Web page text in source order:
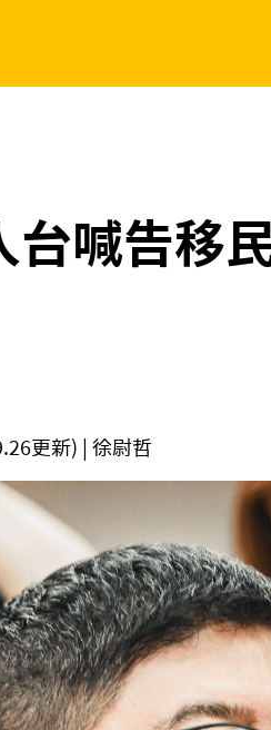
台喊告移
更新) | 徐尉哲